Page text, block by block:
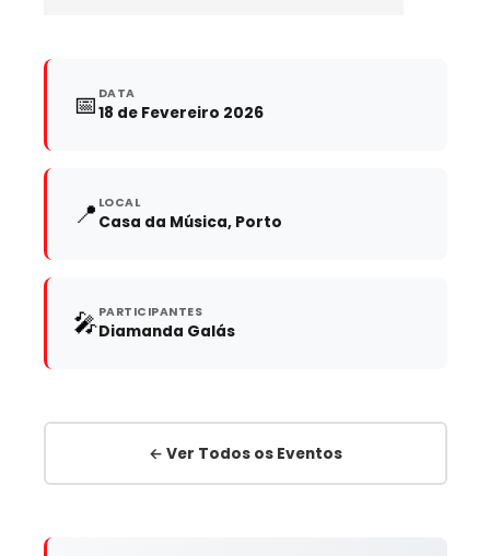
📅 DATA
18 de Fevereiro 2026
📍 LOCAL
Casa da Música, Porto
🎤PARTICIPANTES
Diamanda Galás
← Ver Todos os Eventos